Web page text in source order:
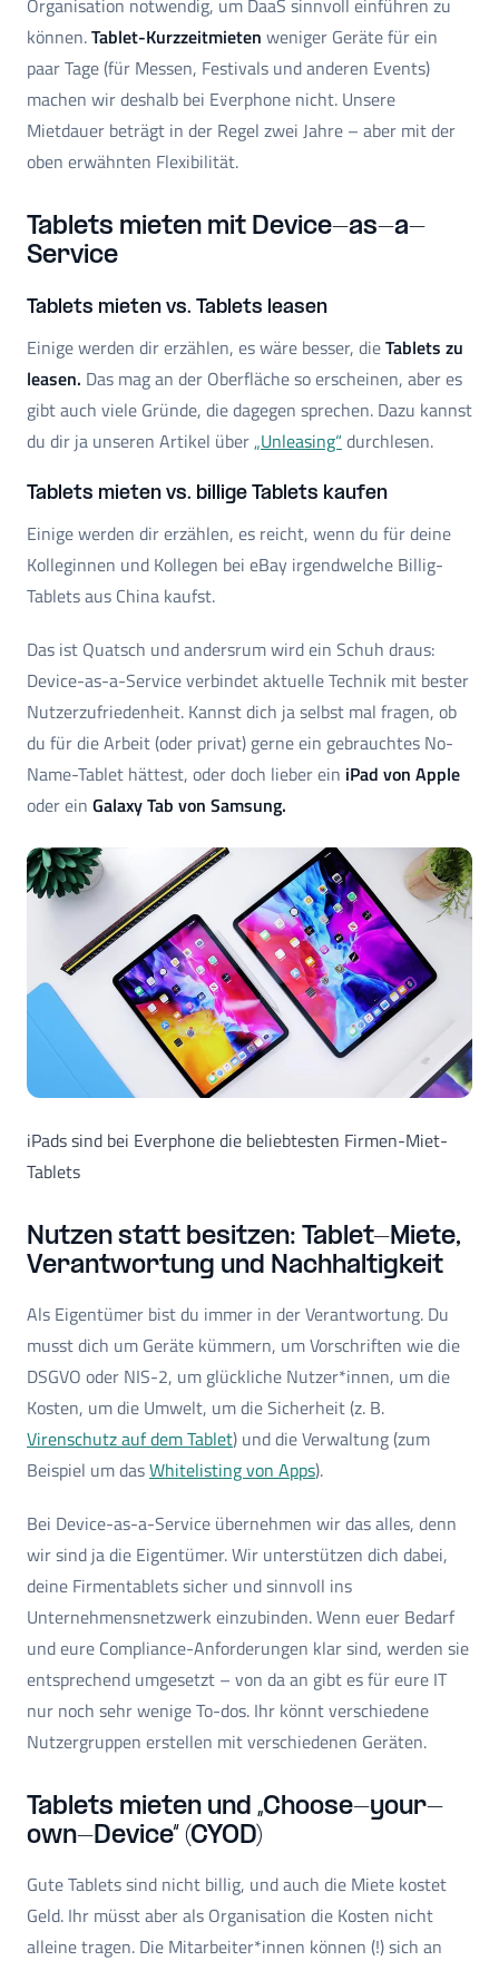
Organisation notwendig, um DaaS sinnvoll einführen zu
können.Tablet-Kurzzeitmieten weniger Geräte für ein
paar Tage (für Messen, Festivals und anderen Events)
machen wir deshalb bei Everphone nicht. Unsere
Mietdauer beträgt in der Regel zwei Jahre – aber mit der
oben erwähnten Flexibilität.
Tablets mieten mit Device-as-a-
Service
Tablets mieten vs. Tablets leasen
Einige werden dir erzählen, es wäre besser, dieTablets zu
leasen. Das mag an der Oberfläche so erscheinen, aber es
gibt auch viele Gründe, die dagegen sprechen. Dazu kannst
du dir ja unseren Artikel über„Unleasing“ durchlesen.
Tablets mieten vs. billige Tablets kaufen
Einige werden dir erzählen, es reicht, wenn du für deine
Kolleginnen und Kollegen bei eBay irgendwelche Billig-
Tablets aus China kaufst.
Das ist Quatsch und andersrum wird ein Schuh draus:
Device-as-a-Service verbindet aktuelle Technik mit bester
Nutzerzufriedenheit. Kannst dich ja selbst mal fragen, ob
du für die Arbeit (oder privat) gerne ein gebrauchtes No-
Name-Tablet hättest, oder doch lieber ein iPad von Apple
oder ein Galaxy Tab von Samsung.
iPads sind bei Everphone die beliebtesten Firmen-Miet-
Tablets
Nutzen statt besitzen: Tablet-Miete,
Verantwortung und Nachhaltigkeit
Als Eigentümer bist du immer in der Verantwortung. Du
musst dich um Geräte kümmern, um Vorschriften wie die
DSGVO oder NIS-2, um glückliche Nutzer*innen, um die
Kosten, um die Umwelt, um die Sicherheit (z. B.
Virenschutz auf dem Tablet) und die Verwaltung (zum
Beispiel um dasWhitelisting von Apps).
Bei Device-as-a-Service übernehmen wir das alles, denn
wir sind ja die Eigentümer. Wir unterstützen dich dabei,
deine Firmentablets sicher und sinnvoll ins
Unternehmensnetzwerk einzubinden. Wenn euer Bedarf
und eure Compliance-Anforderungen klar sind, werden sie
entsprechend umgesetzt – von da an gibt es für eure IT
nur noch sehr wenige To-dos. Ihr könnt verschiedene
Nutzergruppen erstellen mit verschiedenen Geräten.
Tablets mieten und „Choose-your-
own-Device“ (CYOD)
Gute Tablets sind nicht billig, und auch die Miete kostet
Geld. Ihr müsst aber als Organisation die Kosten nicht
alleine tragen. Die Mitarbeiter*innen können (!) sich an